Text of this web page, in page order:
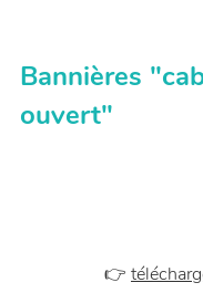
Bannières
ouvert"
👉